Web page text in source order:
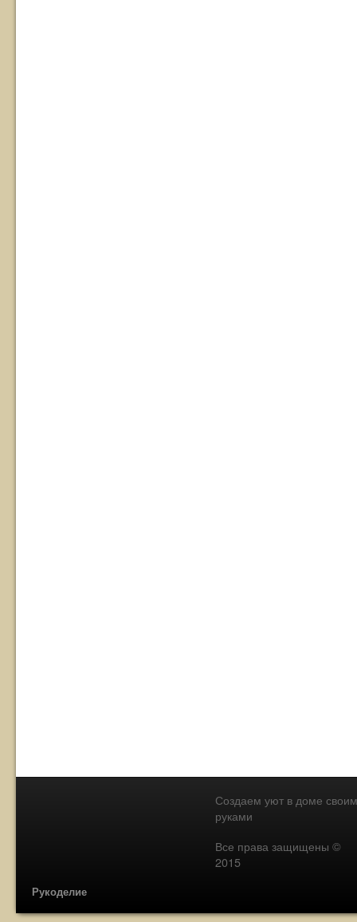
Создаем уют в доме
руками
Все права защищены ©
2015
Рукоделие